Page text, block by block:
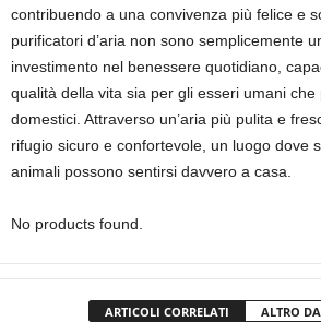
contribuendo a una convivenza più felice e
purificatori d’aria non sono semplicemente
investimento nel benessere quotidiano,
qualità della vita sia per gli esseri umani
domestici. Attraverso un’aria più pulita e
rifugio sicuro e confortevole, un luogo dove
animali possono sentirsi davvero a casa.
No products found.
ARTICOLI CORRELATI ALTRO